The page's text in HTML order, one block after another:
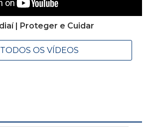
| Proteger e Cuidar
TODOS OS VÍDEOS